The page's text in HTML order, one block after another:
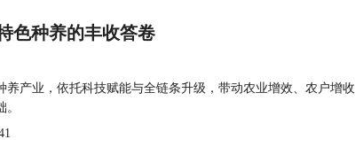
色种养的丰收答卷
养产业，依托科技赋能与全链条升级，带动农业增效、农户增